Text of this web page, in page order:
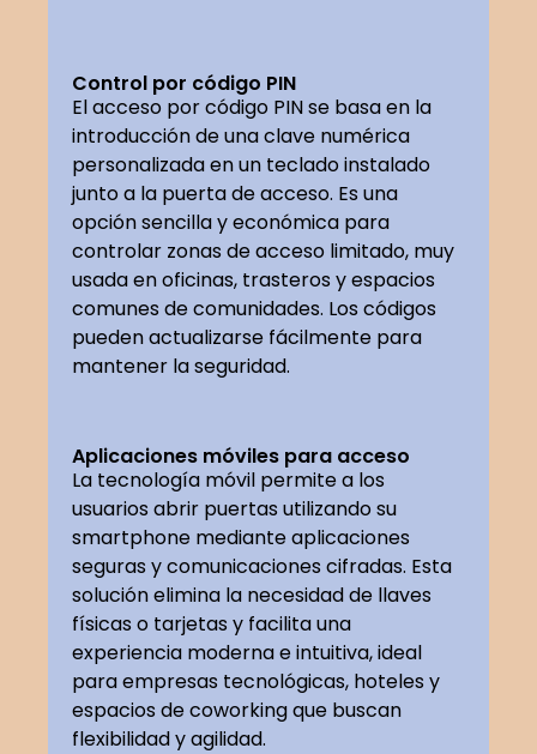
Control por código PIN
El acceso por código PIN se basa en la
introducción de una clave numérica
personalizada en un teclado instalado
junto a la puerta de acceso. Es una
opción sencilla y económica para
controlar zonas de acceso limitado, muy
usada en oficinas, trasteros y espacios
comunes de comunidades. Los códigos
pueden actualizarse fácilmente para
mantener la seguridad.
Aplicaciones móviles para acceso
La tecnología móvil permite a los
usuarios abrir puertas utilizando su
smartphone mediante aplicaciones
seguras y comunicaciones cifradas. Esta
solución elimina la necesidad de llaves
físicas o tarjetas y facilita una
experiencia moderna e intuitiva, ideal
para empresas tecnológicas, hoteles y
espacios de coworking que buscan
flexibilidad y agilidad.